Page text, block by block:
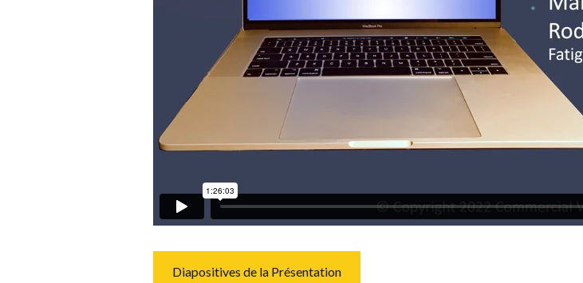
Diapositives de la Présentation